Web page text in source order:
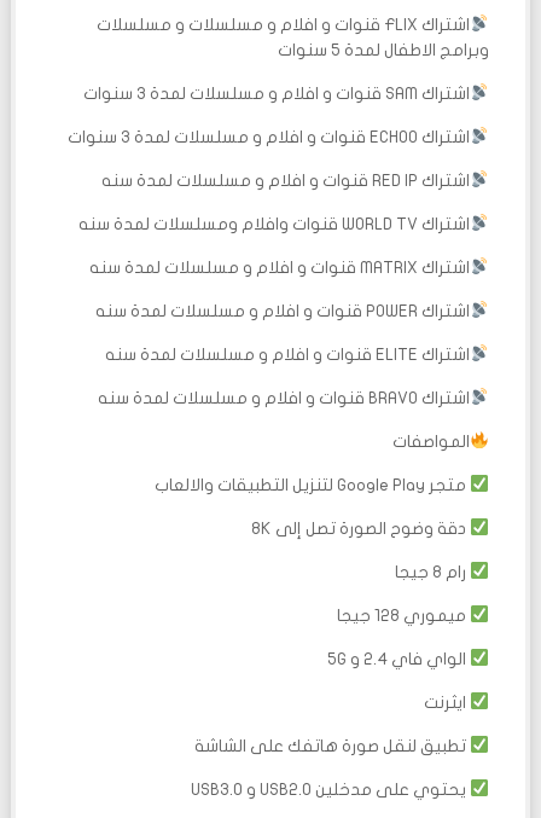
اشتراك FLIX قنوات و افلام و مسلسلات و مسلسلات
وبرامج الاطفال لمدة 5 سنوات
اشتراك SAM قنوات و افلام و مسلسلات لمدة 3 سنوات
اشتراك ECHOO قنوات و افلام و مسلسلات لمدة 3 سنوات
اشتراك RED IP قنوات و افلام و مسلسلات لمدة سنه
اشتراك WORLD TV قنوات وافلام ومسلسلات لمدة سنه
اشتراك MATRIX قنوات و افلام و مسلسلات لمدة سنه
اشتراك POWER قنوات و افلام و مسلسلات لمدة سنه
اشتراك ELITE قنوات و افلام و مسلسلات لمدة سنه
اشتراك BRAVO قنوات و افلام و مسلسلات لمدة سنه
المواصفات
متجر Google Play لتنزيل التطبيقات والالعاب
دقة وضوح الصورة تصل إلى 8K
رام 8 جيجا
ميموري 128 جيجا
الواي فاي 2.4 و 5G
ايثرنت
تطبيق لنقل صورة هاتفك على الشاشة
يحتوي على مدخلين USB2.0 و USB3.0